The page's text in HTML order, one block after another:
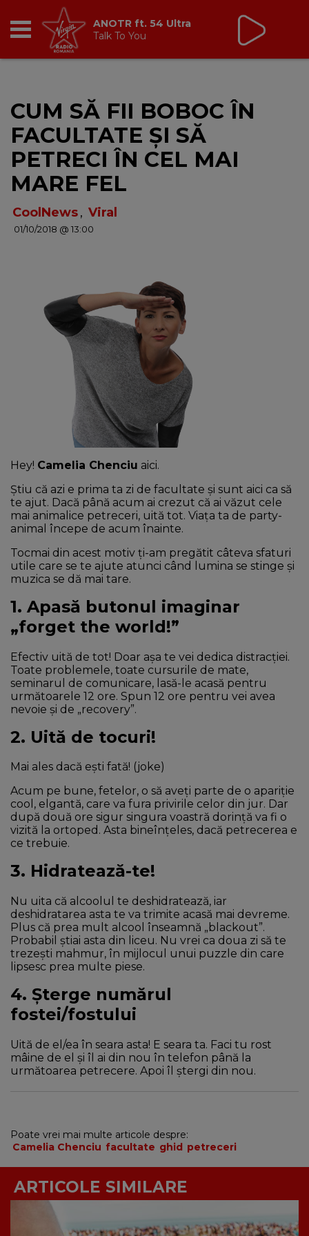
BREAKFAST
TIC TALK
CÂȘTIGĂ
HOT 30
RADIO ACADEMY
CONTUL MEU
Virgin Radio Music
00:00 - 08:00
CUM SĂ FII BOBOC ÎN
FACULTATE ȘI SĂ
PETRECI ÎN CEL MAI
MARE FEL
CoolNews, Viral
01/10/2018 @ 13:00
Hey! Camelia Chenciu aici.
Știu că azi e prima ta zi de facultate și sunt aici ca să
te ajut. Dacă până acum ai crezut că ai văzut cele
mai animalice petreceri, uită tot. Viața ta de party-
animal începe de acum înainte.
Tocmai din acest motiv ți-am pregătit câteva sfaturi
utile care se te ajute atunci când lumina se stinge și
muzica se dă mai tare.
1. Apasă butonul imaginar
„forget the world!”
Efectiv uită de tot! Doar așa te vei dedica distracției.
Toate problemele, toate cursurile de mate,
seminarul de comunicare, lasă-le acasă pentru
următoarele 12 ore. Spun 12 ore pentru vei avea
nevoie și de „recovery”.
2. Uită de tocuri!
Mai ales dacă ești fată! (joke)
Acum pe bune, fetelor, o să aveți parte de o apariție
cool, elgantă, care va fura privirile celor din jur. Dar
după două ore sigur singura voastră dorință va fi o
vizită la ortoped. Asta bineînțeles, dacă petrecerea e
ce trebuie.
3. Hidratează-te!
Nu uita că alcoolul te deshidratează, iar
deshidratarea asta te va trimite acasă mai devreme.
Plus că prea mult alcool înseamnă „blackout”.
Probabil știai asta din liceu. Nu vrei ca doua zi să te
trezești mahmur, în mijlocul unui puzzle din care
lipsesc prea multe piese.
4. Șterge numărul
fostei/fostului
Uită de el/ea în seara asta! E seara ta. Faci tu rost
mâine de el și îl ai din nou în telefon până la
următoarea petrecere. Apoi îl ștergi din nou.
Poate vrei mai multe articole despre:
Camelia Chenciu facultate ghid petreceri
ARTICOLE SIMILARE